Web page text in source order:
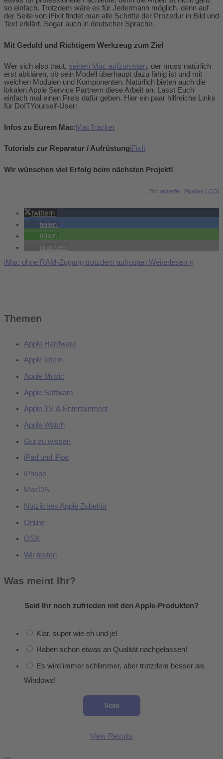
so einfach. Trotzdem wäre es für Jedermann möglich, denn auf
der Seite von iFixit findet man alle Schritte der Prozedur in Bild und
Text erklärt. Sogar auch in deutscher Sprache.
Mit Geduld und Richtigem Werkzeug zum Ziel
Wer sich also traut, seinen Mac aufzurüsten, der muss natürlich
erst abklären, ob sein Modell überhaupt dazu fähig ist und mit
welchen Modulen und Komponenten. Natürlich bieten auch die
lokalen Apple Service Partnern diese Arbeit an. Lasst Euch
einfach mal einen Preis dafür geben. Hier ein paar hilfreiche Links
für DoITYourself-User:
Infos zu Eurem Mac:MacTracker
Tutorials zur Reparatur / AufrüstungiFixIt
Wir wünschen viel Erfolg beim nächsten Projekt!
Bild: atimedia Pixabay / CC0
twittern
teilen
teilen
drucken
iMac ohne RAM-Zugang trotzdem aufrüsten Weiterlesen »
Themen
Apple Hardware
Apple Intern
Apple Music
Apple Software
Apple TV & Entertainment
Apple Watch
Gut zu wissen
iPad und iPod
iPhone
MacOS
Nützliches Apple Zubehör
Online
OSX
Wir testen
Was meint Ihr?
Seid Ihr noch zufrieden mit den Apple-Produkten?
Klar, super wie eh und je!
Haben schon etwas an Qualität nachgelassen!
Es wird immer schlimmer, aber trotzdem besser als
Windows!
View Results